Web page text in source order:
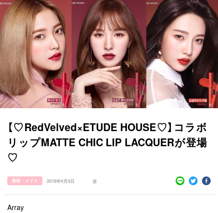
【♡RedVelved×ETUDE HOUSE♡】コラボ
リップMATTE CHIC LIP LACQUERが登場
♡
美容・メイク 2018年4月3日 윤
Array